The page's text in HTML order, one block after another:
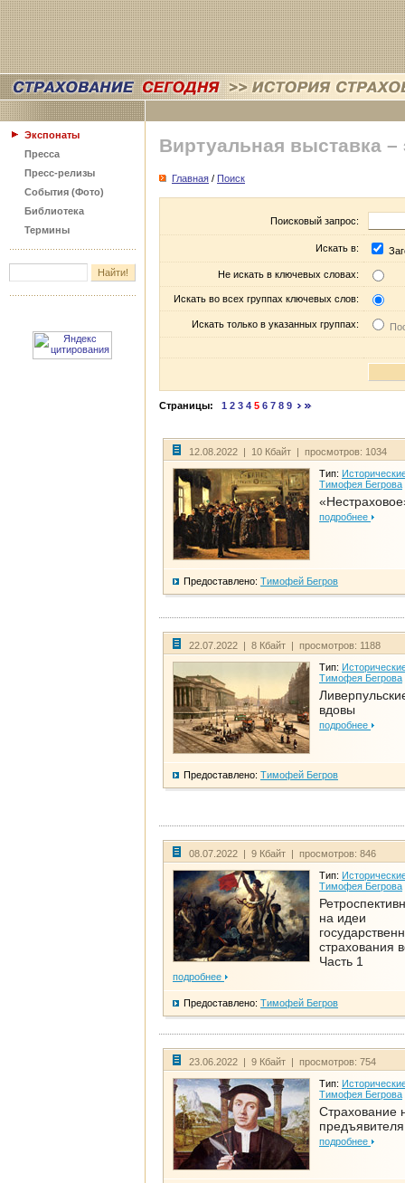
Экспонаты
Пресса
Пресс-релизы
События (Фото)
Библиотека
Термины
Виртуальная выставка –
Главная / Поиск
Поисковый запрос:
Искать в:
Не искать в ключевых словах:
Искать во всех группах ключевых слов:
Искать только в указанных группах:
Страницы: 1 2 3 4 5 6 7 8 9
12.08.2022 | 10 Кбайт | просмотров: 1034
Тип:
Тимофея Бегрова
подробнее
Предоставлено: Тимофей Бегров
22.07.2022 | 8 Кбайт | просмотров: 1188
Тип:
Тимофея Бегрова
вдовы
подробнее
Предоставлено: Тимофей Бегров
08.07.2022 | 9 Кбайт | просмотров: 846
Тип:
Тимофея Бегрова
на идеи
страхования
Часть 1
подробнее
Предоставлено: Тимофей Бегров
23.06.2022 | 9 Кбайт | просмотров: 754
Тип:
Тимофея Бегрова
Страхование
предъявителя
подробнее